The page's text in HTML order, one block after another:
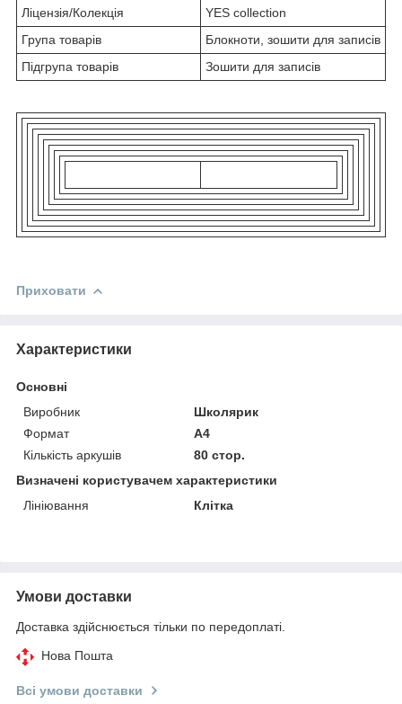
Ліцензія/Колекція
YES collection
Група товарів
Блокноти, зошити для записів
Підгрупа товарів
Зошити для записів
Приховати
Характеристики
Основні
Виробник
Школярик
Формат
A4
Кількість аркушів
80 стор.
Визначені користувачем характеристики
Лініювання
Клітка
Умови доставки
Доставка здійснюється тільки по передоплаті.
Нова Пошта
Всі умови доставки